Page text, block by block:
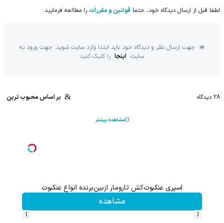
لطفا قبل از ارسال دیدگاه خود، حتما قوانین و مقررات را مطالعه فرمایید.
جهت ارسال نظر و دیدگاه خود باید ابتدا وارد سایت شوید. جهت ورود به
سایت اینجا را کلیک کنید
28 دیدگاه بر اساس محبوب ترین
مشاهده بیشتر
اسپری عنکبوت‌‌کش تارومار ازبین‌برنده انواع عنکبوت
مشاهده
‹
›